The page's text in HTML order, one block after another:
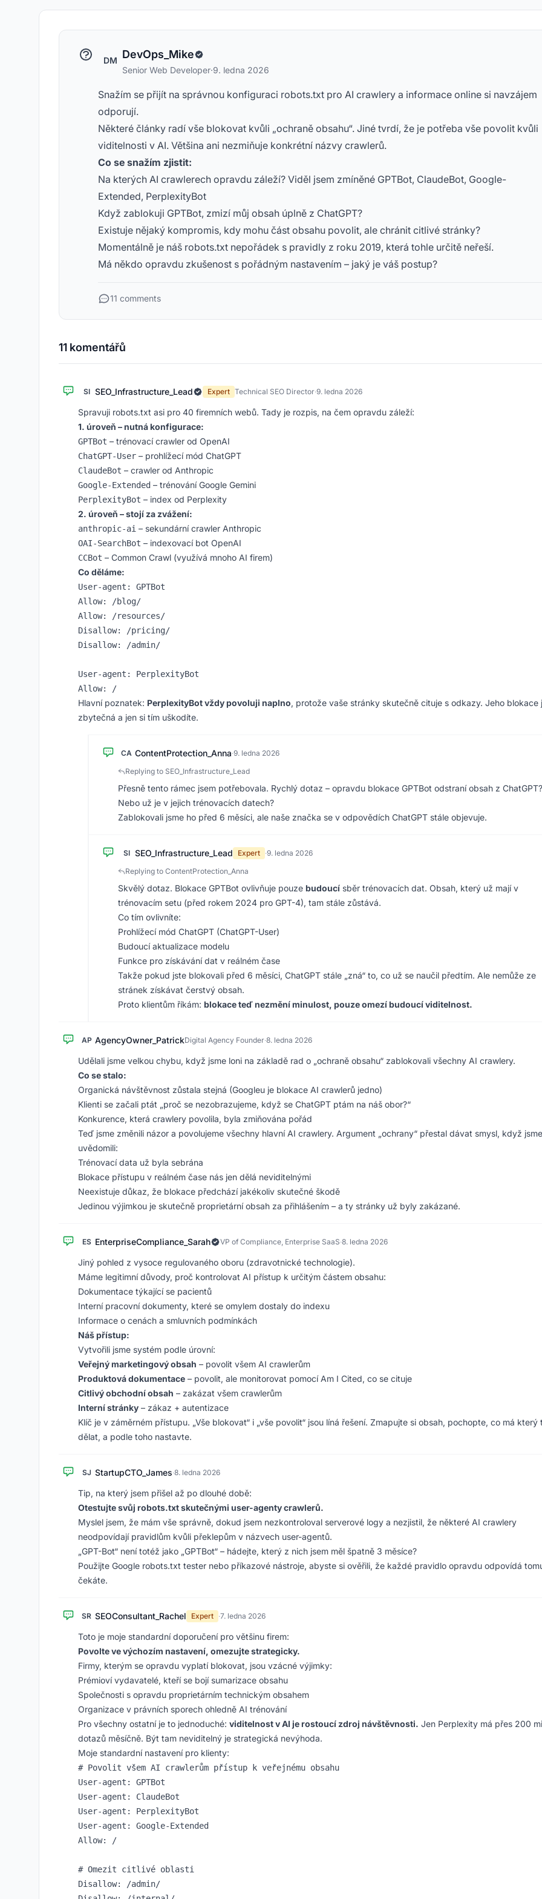
DM DevOps_Mike
Senior Web Developer·9. ledna 2026
Snažím se přijít na správnou konfiguraci robots.txt pro AI crawlery a informace online si navzájem
odporují.
Některé články radí vše blokovat kvůli „ochraně obsahu“. Jiné tvrdí, že je potřeba vše povolit kvůli
viditelnosti v AI. Většina ani nezmiňuje konkrétní názvy crawlerů.
Co se snažím zjistit:
Na kterých AI crawlerech opravdu záleží? Viděl jsem zmíněné GPTBot, ClaudeBot, Google-
Extended, PerplexityBot
Když zablokuji GPTBot, zmizí můj obsah úplně z ChatGPT?
Existuje nějaký kompromis, kdy mohu část obsahu povolit, ale chránit citlivé stránky?
Momentálně je náš robots.txt nepořádek s pravidly z roku 2019, která tohle určitě neřeší.
Má někdo opravdu zkušenost s pořádným nastavením – jaký je váš postup?
11 comments
11 komentářů
SI SEO_Infrastructure_Lead Expert Technical SEO Director·9. ledna 2026
Spravuji robots.txt asi pro 40 firemních webů. Tady je rozpis, na čem opravdu záleží:
1. úroveň – nutná konfigurace:
GPTBot – trénovací crawler od OpenAI
ChatGPT-User – prohlížecí mód ChatGPT
ClaudeBot – crawler od Anthropic
Google-Extended – trénování Google Gemini
PerplexityBot – index od Perplexity
2. úroveň – stojí za zvážení:
anthropic-ai – sekundární crawler Anthropic
OAI-SearchBot – indexovací bot OpenAI
CCBot – Common Crawl (využívá mnoho AI firem)
Co děláme:
User-agent: GPTBot
Allow: /blog/
Allow: /resources/
Disallow: /pricing/
Disallow: /admin/
User-agent: PerplexityBot
Hlavní poznatek: PerplexityBot vždy povoluji naplno, protože vaše stránky skutečně cituje s odkazy. Jeho blokace
zbytečná a jen si tím uškodíte.
CA ContentProtection_Anna·9. ledna 2026
Replying to SEO_Infrastructure_Lead
Přesně tento rámec jsem potřebovala. Rychlý dotaz – opravdu blokace GPTBot odstraní obsah z ChatGPT?
Nebo už je v jejich trénovacích datech?
Zablokovali jsme ho před 6 měsíci, ale naše značka se v odpovědích ChatGPT stále objevuje.
SI SEO_Infrastructure_Lead Expert ·9. ledna 2026
Replying to ContentProtection_Anna
Skvělý dotaz. Blokace GPTBot ovlivňuje pouze budoucí sběr trénovacích dat. Obsah, který už mají v
trénovacím setu (před rokem 2024 pro GPT-4), tam stále zůstává.
Co tím ovlivníte:
Prohlížecí mód ChatGPT (ChatGPT-User)
Budoucí aktualizace modelu
Funkce pro získávání dat v reálném čase
Takže pokud jste blokovali před 6 měsíci, ChatGPT stále „zná“ to, co už se naučil předtím. Ale nemůže ze
stránek získávat čerstvý obsah.
Proto klientům říkám: blokace teď nezmění minulost, pouze omezí budoucí viditelnost.
AP AgencyOwner_PatrickDigital Agency Founder·8. ledna 2026
Udělali jsme velkou chybu, když jsme loni na základě rad o „ochraně obsahu“ zablokovali všechny AI crawlery.
Co se stalo:
Organická návštěvnost zůstala stejná (Googleu je blokace AI crawlerů jedno)
Klienti se začali ptát „proč se nezobrazujeme, když se ChatGPT ptám na náš obor?“
Konkurence, která crawlery povolila, byla zmiňována pořád
Teď jsme změnili názor a povolujeme všechny hlavní AI crawlery. Argument „ochrany“ přestal dávat smysl, když
uvědomili:
Trénovací data už byla sebrána
Blokace přístupu v reálném čase nás jen dělá neviditelnými
Neexistuje důkaz, že blokace předchází jakékoliv skutečné škodě
Jedinou výjimkou je skutečně proprietární obsah za přihlášením – a ty stránky už byly zakázané.
ES EnterpriseCompliance_Sarah VP of Compliance, Enterprise SaaS·8. ledna 2026
Jiný pohled z vysoce regulovaného oboru (zdravotnické technologie).
Máme legitimní důvody, proč kontrolovat AI přístup k určitým částem obsahu:
Dokumentace týkající se pacientů
Interní pracovní dokumenty, které se omylem dostaly do indexu
Informace o cenách a smluvních podmínkách
Náš přístup:
Vytvořili jsme systém podle úrovní:
Veřejný marketingový obsah – povolit všem AI crawlerům
Produktová dokumentace – povolit, ale monitorovat pomocí Am I Cited, co se cituje
Citlivý obchodní obsah – zakázat všem crawlerům
Interní stránky – zákaz + autentizace
Klíč je v záměrném přístupu. „Vše blokovat“ i „vše povolit“ jsou líná řešení. Zmapujte si obsah, pochopte, co má který
dělat, a podle toho nastavte.
SJ StartupCTO_James·8. ledna 2026
Tip, na který jsem přišel až po dlouhé době:
Otestujte svůj robots.txt skutečnými user-agenty crawlerů.
Myslel jsem, že mám vše správně, dokud jsem nezkontroloval serverové logy a nezjistil, že některé AI crawlery
neodpovídají pravidlům kvůli překlepům v názvech user-agentů.
„GPT-Bot“ není totéž jako „GPTBot“ – hádejte, který z nich jsem měl špatně 3 měsíce?
Použijte Google robots.txt tester nebo příkazové nástroje, abyste si ověřili, že každé pravidlo opravdu odpovídá
čekáte.
SR SEOConsultant_Rachel Expert ·7. ledna 2026
Toto je moje standardní doporučení pro většinu firem:
Povolte ve výchozím nastavení, omezujte strategicky.
Firmy, kterým se opravdu vyplatí blokovat, jsou vzácné výjimky:
Prémioví vydavatelé, kteří se bojí sumarizace obsahu
Společnosti s opravdu proprietárním technickým obsahem
Organizace v právních sporech ohledně AI trénování
Pro všechny ostatní je to jednoduché: viditelnost v AI je rostoucí zdroj návštěvnosti. Jen Perplexity má přes 200
dotazů měsíčně. Být tam neviditelný je strategická nevýhoda.
Moje standardní nastavení pro klienty:
# Povolit všem AI crawlerům přístup k veřejnému obsahu
User-agent: GPTBot
User-agent: ClaudeBot
User-agent: PerplexityBot
User-agent: Google-Extended
Allow: /
# Omezit citlivé oblasti
Disallow: /admin/